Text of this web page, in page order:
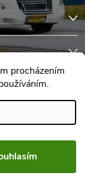
procházením
vyhrazena.Upravit